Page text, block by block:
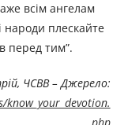
всім ангелам
народи плескайте
перед тим”.
ЧСВВ – Джерелo: